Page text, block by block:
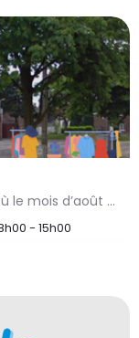
Vous vous souvenez ? Il fut un temps où le mois d’août au Viamont rimait avec festivités, convivialité et…
- 15h00